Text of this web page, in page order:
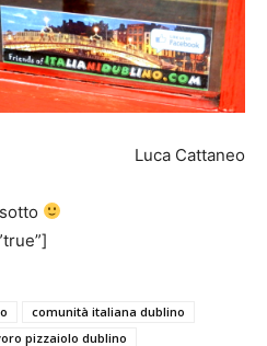
Luca Cattaneo
comunità italiana dublino
pizzaiolo dublino